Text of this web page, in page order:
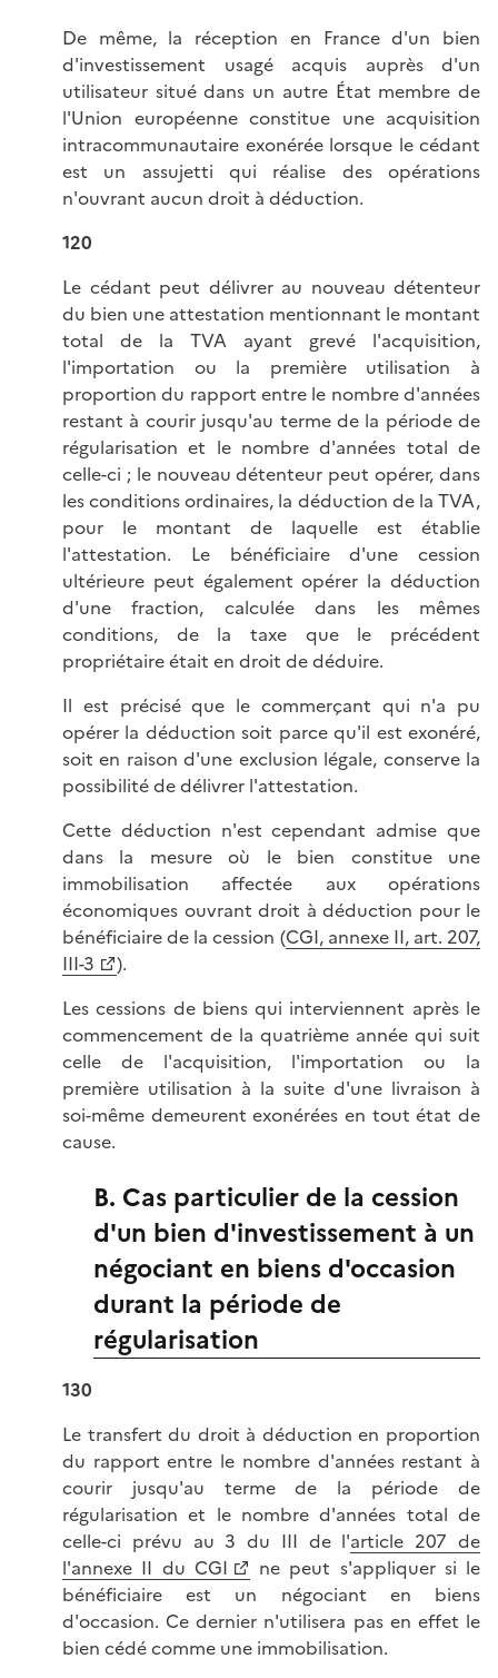
De même, la réception en France d'un bien
d'investissement usagé acquis auprès d'un
utilisateur situé dans un autre État membre de
l'Union européenne constitue une acquisition
intracommunautaire exonérée lorsque le cédant
est un assujetti qui réalise des opérations
n'ouvrant aucun droit à déduction.
120
Le cédant peut délivrer au nouveau détenteur
du bien une attestation mentionnant le montant
total de la TVA ayant grevé l'acquisition,
l'importation ou la première utilisation à
proportion du rapport entre le nombre d'années
restant à courir jusqu'au terme de la période de
régularisation et le nombre d'années total de
celle-ci ; le nouveau détenteur peut opérer, dans
les conditions ordinaires, la déduction de la TVA,
pour le montant de laquelle est établie
l'attestation. Le bénéficiaire d'une cession
ultérieure peut également opérer la déduction
d'une fraction, calculée dans les mêmes
conditions, de la taxe que le précédent
propriétaire était en droit de déduire.
Il est précisé que le commerçant qui n'a pu
opérer la déduction soit parce qu'il est exonéré,
soit en raison d'une exclusion légale, conserve la
possibilité de délivrer l'attestation.
Cette déduction n'est cependant admise que
dans la mesure où le bien constitue une
immobilisation affectée aux opérations
économiques ouvrant droit à déduction pour le
bénéficiaire de la cession (CGI, annexe II, art. 207,
III-3
).
Les cessions de biens qui interviennent après le
commencement de la quatrième année qui suit
celle de l'acquisition, l'importation ou la
première utilisation à la suite d'une livraison à
soi-même demeurent exonérées en tout état de
cause.
B. Cas particulier de la cession
d'un bien d'investissement à un
négociant en biens d'occasion
durant la période de
régularisation
130
Le transfert du droit à déduction en proportion
du rapport entre le nombre d'années restant à
courir jusqu'au terme de la période de
régularisation et le nombre d'années total de
celle-ci prévu au 3 du III de l'article 207 de
l'annexe II du CGI
ne peut s'appliquer si le
bénéficiaire est un négociant en biens
d'occasion. Ce dernier n'utilisera pas en effet le
bien cédé comme une immobilisation.